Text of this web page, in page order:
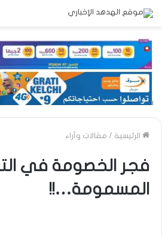
الرئيسية / مقالات وآراء
فجر الخصومة في
المسمومة…!!